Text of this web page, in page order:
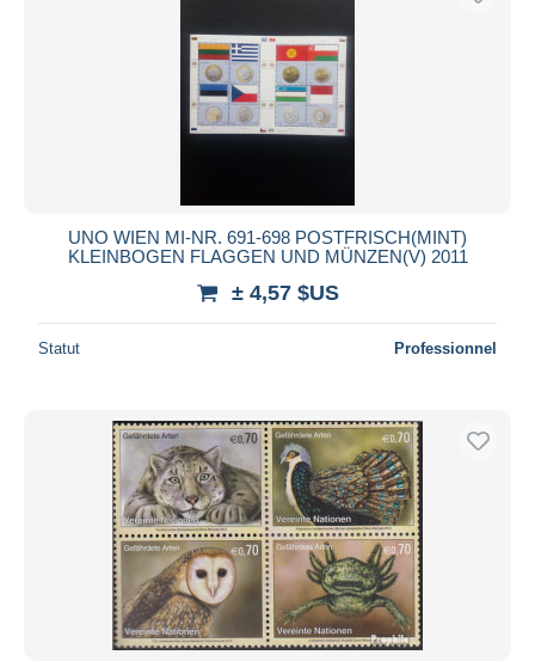
UNO WIEN MI-NR. 691-698 POSTFRISCH(MINT)
KLEINBOGEN FLAGGEN UND MÜNZEN(V) 2011
± 4,57 $US
Statut Professionnel